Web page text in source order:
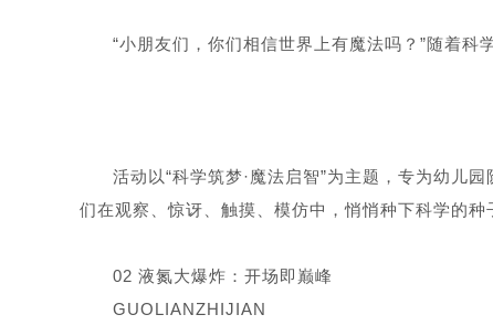
“小朋友们，你们相信世界上有魔法吗？”随着
活动以“科学筑梦·魔法启智”为主题，专为幼儿
们在观察、惊讶、触摸、模仿中，悄悄种下科学的种
02 液氮大爆炸：开场即巅峰
GUOLIANZHIJIAN